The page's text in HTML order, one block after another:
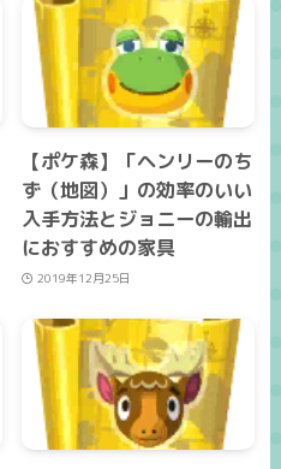
【ポケ森】「ヘンリーのち
ず（地図）」の効率のいい
入手方法とジョニーの輸出
におすすめの家具
2019年12月25日